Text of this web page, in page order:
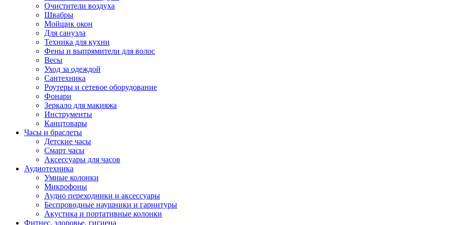
Очистители воздуха
Швабры
Мойщик окон
Для санузла
Техника для кухни
Фены и выпрямители для волос
Весы
Уход за одеждой
Сантехника
Роутеры и сетевое оборудование
Фонари
Зеркало для макияжа
Инструменты
Канцтовары
Часы и браслеты
Детские часы
Смарт часы
Аксессуары для часов
Аудиотехника
Умные колонки
Микрофоны
Аудио переходники и аксессуары
Беспроводные наушники и гарнитуры
Акустика и портативные колонки
Фитнес, здоровье, гигиена